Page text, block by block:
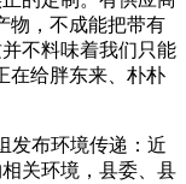
物，不成能把带有
不料味着我们只能
在给胖东来、朴朴
布环境传递：近
关环境，县委、县